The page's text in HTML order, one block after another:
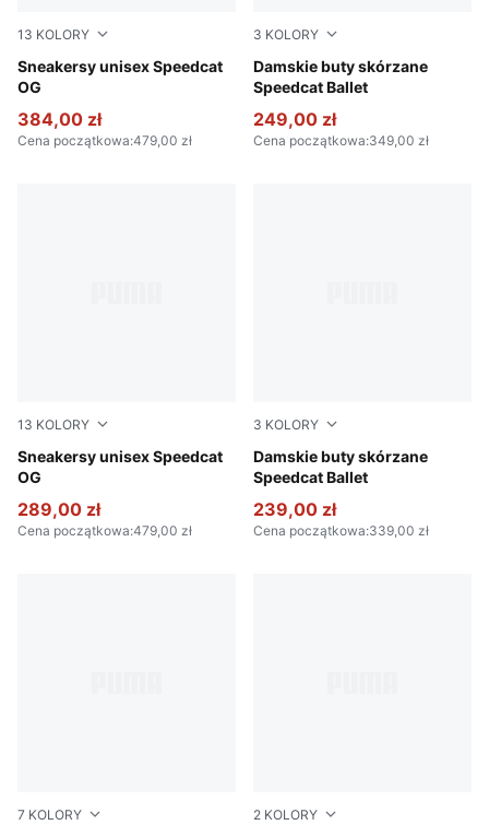
13 KOLORY
Sneakersy unisex Speedcat
OG
PUMA Black-PUMA White
384,00 zł
Cena początkowa:479,00 zł
3 KOLORY
Damskie buty skórzane
Speedcat Ballet
PUMA Black-PUMA White
249,00 zł
Cena początkowa:349,00 zł
13 KOLORY
Sneakersy unisex Speedcat
OG
PUMA Team Royal-PUMA White
289,00 zł
Cena początkowa:479,00 zł
3 KOLORY
Damskie buty skórzane
Speedcat Ballet
PUMA White-PUMA White-
239,00 zł
Cena początkowa:339,00 zł
7 KOLORY 2 KOLORY